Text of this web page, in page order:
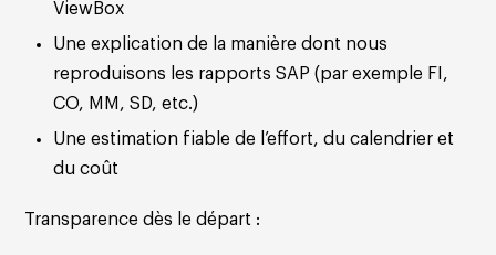
ViewBox
Une explication de la manière dont nous
reproduisons les rapports SAP (par exemple FI,
CO, MM, SD, etc.)
Une estimation fiable de l’effort, du calendrier et
du coût
Transparence dès le départ :